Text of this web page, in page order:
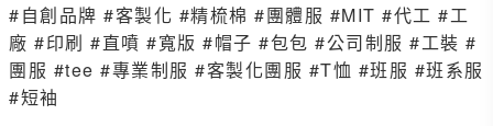
#自創品牌 #客製化 #精梳棉 #團體服 #MIT #代工 #工
廠 #印刷 #直噴 #寬版 #帽子 #包包 #公司制服 #工裝 #
團服 #tee #專業制服 #客製化團服 #T恤 #班服 #班系服
#短袖